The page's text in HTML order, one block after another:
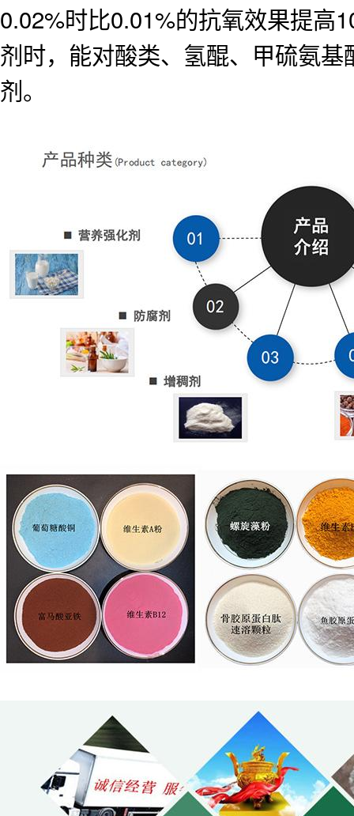
0.02%时比0.01%的抗氧效果提高
剂时，能对酸类、氢醌、甲硫氨
剂。